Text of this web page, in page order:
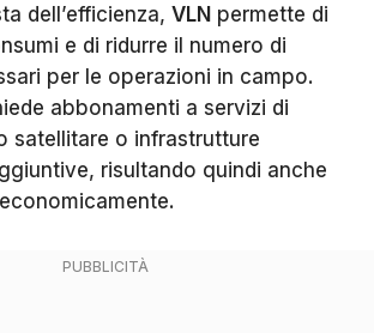
dell’efficienza, VLN permette di
e di ridurre il numero di
per le operazioni in campo.
abbonamenti a servizi di
satellitare o infrastrutture
risultando quindi anche